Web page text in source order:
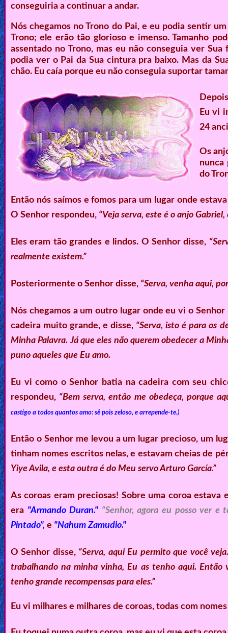
conseguiria a continuar a andar.
Nós chegamos no Trono do Pai, e eu podia sentir
Trono; ele erão tão glorioso e imenso. Tamanho
assentado no Trono, mas eu não conseguia ver
podia ver o Pai da Sua cintura pra baixo. Mas da
chão. Eu caía porque eu não conseguia suportar
Eu vi
24
Os
nunca
do
Então nós saímos e fomos para um lugar onde
O Senhor respondeu, “Veja serva, este é o anjo
Eles eram tão grandes e lindos. O Senhor disse,
realmente existem.”
Posteriormente o Senhor disse, “Serva, venha aqui,
Nós chegamos a um outro lugar onde eu vi o
cadeira muito grande, e disse, “Serva, isto é para os
Minha Palavra. Já que eles não querem obedecer a
puno aqueles que Eu amo.
Eu vi como o Senhor batia na cadeira com seu
respondeu, “Bem serva, então me obedeça, porque
castigo a todos quantos amo: sê pois zeloso, e arrepende-te.)
Então o Senhor me levou a um lugar precioso, um
tinham nomes escritos nelas, e estavam cheias de
Yiye Avila, e esta outra é do Meu servo Arturo García.”
As coroas eram preciosas! Sobre uma coroa estava
era "Armando Duran." “Senhor, agora eu posso ver e
Pintado”, e "Nahum Zamudio."
O Senhor disse, “Serva, aqui Eu permito que você
trabalhando na minha vinha, Eu as tenho aqui. Então
tenho grande recompensas para eles.”
Eu vi milhares e milhares de coroas, todas com